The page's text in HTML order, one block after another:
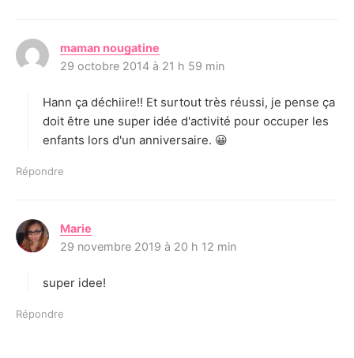
maman nougatine
:
29 octobre 2014 à 21 h 59 min
Hann ça déchiire!! Et surtout très réussi, je pense ça
doit être une super idée d'activité pour occuper les
enfants lors d'un anniversaire. 😀
Répondre
Marie
i
:
29 novembre 2019 à 20 h 12 min
super idee!
Répondre